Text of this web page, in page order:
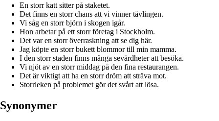
En storr katt sitter på staketet.
Det finns en storr chans att vi vinner tävlingen.
Vi såg en storr björn i skogen igår.
Hon arbetar på ett storr företag i Stockholm.
Det var en storr överraskning att se dig här.
Jag köpte en storr bukett blommor till min mamma.
I den storr staden finns många sevärdheter att besöka.
Vi njöt av en storr middag på den fina restaurangen.
Det är viktigt att ha en storr dröm att sträva mot.
Storrleken på problemet gör det svårt att lösa.
Synonymer